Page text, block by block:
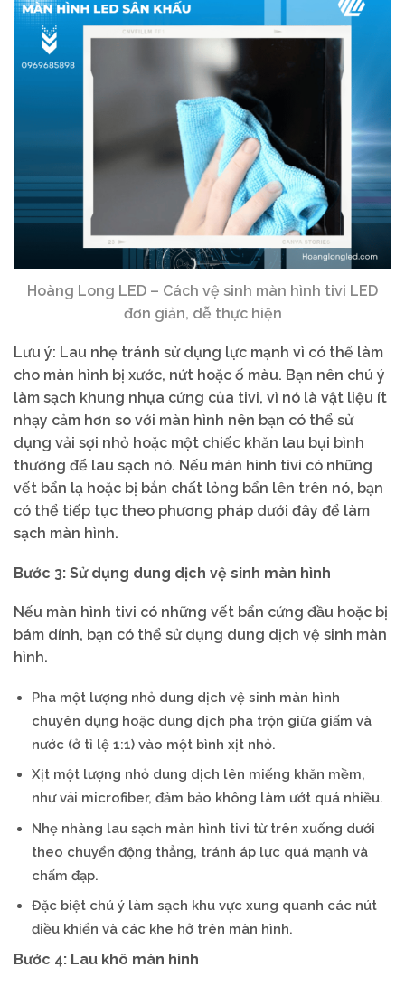
Hoàng Long LED – Cách vệ sinh màn hình tivi LED
đơn giản, dễ thực hiện
​Lưu ý: Lau nhẹ tránh sử dụng lực mạnh vì có thể làm
cho màn hình bị xước, nứt hoặc ố màu. Bạn nên chú ý
làm sạch khung nhựa cứng của tivi, vì nó là vật liệu ít
nhạy cảm hơn so với màn hình nên bạn có thể sử
dụng vải sợi nhỏ hoặc một chiếc khăn lau bụi bình
thường để lau sạch nó. Nếu màn hình tivi có những
vết bẩn lạ hoặc bị bắn chất lỏng bẩn lên trên nó, bạn
có thể tiếp tục theo phương pháp dưới đây để làm
sạch màn hình.
Bước 3: Sử dụng dung dịch vệ sinh màn hình
​Nếu màn hình tivi có những vết bẩn cứng đầu hoặc bị
bám dính, bạn có thể sử dụng dung dịch vệ sinh màn
hình.
Pha một lượng nhỏ dung dịch vệ sinh màn hình
chuyên dụng hoặc dung dịch pha trộn giữa giấm và
nước (ở tỉ lệ 1:1) vào một bình xịt nhỏ.
Xịt một lượng nhỏ dung dịch lên miếng khăn mềm,
như vải microfiber, đảm bảo không làm ướt quá nhiều.
Nhẹ nhàng lau sạch màn hình tivi từ trên xuống dưới
theo chuyển động thẳng, tránh áp lực quá mạnh và
chấm đạp.
Đặc biệt chú ý làm sạch khu vực xung quanh các nút
điều khiển và các khe hở trên màn hình.
Bước 4: Lau khô màn hình